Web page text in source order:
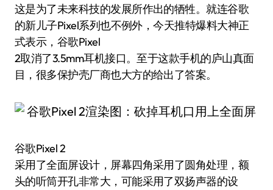
这是为了未来科技的发展所作出的牺牲。就连谷歌
的新儿子Pixel系列也不例外，今天推特爆料大神正
式表示，谷歌Pixel
2取消了3.5mm耳机接口。至于这款手机的庐山真面
目，很多保护壳厂商也大方的给出了答案。
谷歌Pixel 2
采用了全面屏设计，屏幕四角采用了圆角处理，额
头的听筒开孔非常大，可能采用了双扬声器的设